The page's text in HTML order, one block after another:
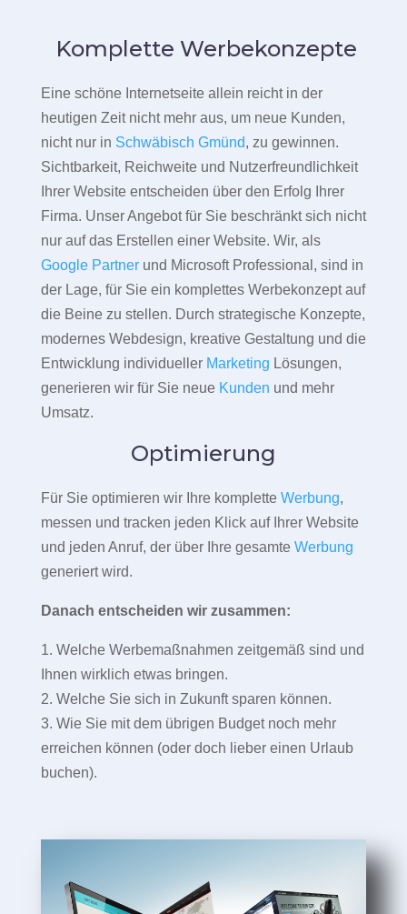
Komplette Werbekonzepte
Eine schöne Internetseite allein reicht in der
heutigen Zeit nicht mehr aus, um neue Kunden,
nicht nur in Schwäbisch Gmünd, zu gewinnen.
Sichtbarkeit, Reichweite und Nutzerfreundlichkeit
Ihrer Website entscheiden über den Erfolg Ihrer
Firma. Unser Angebot für Sie beschränkt sich nicht
nur auf das Erstellen einer Website. Wir, als
Google Partnerund Microsoft Professional, sind in
der Lage, für Sie ein komplettes Werbekonzept auf
die Beine zu stellen. Durch strategische Konzepte,
modernes Webdesign, kreative Gestaltung und die
Entwicklung individueller Marketing Lösungen,
generieren wir für Sie neue Kunden und mehr
Umsatz.
Optimierung
Für Sie optimieren wir Ihre komplette Werbung,
messen und tracken jeden Klick auf Ihrer Website
und jeden Anruf, der über Ihre gesamte Werbung
generiert wird.
Danach entscheiden wir zusammen:
1. Welche Werbemaßnahmen zeitgemäß sind und
Ihnen wirklich etwas bringen.
2. Welche Sie sich in Zukunft sparen können.
3. Wie Sie mit dem übrigen Budget noch mehr
erreichen können (oder doch lieber einen Urlaub
buchen).